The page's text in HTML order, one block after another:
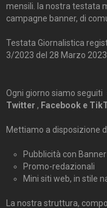
mensili. la nostra testata
campagne banner, di
Testata Giornalistica
3/2023 del 28 Marzo 2023
Ogni giorno siamo seguiti
Twitter , Facebook e
Mettiamo a disposizione
Pubblicità con Banner
Promo-redazionali
Mini siti web, in stile
La nostra struttura,